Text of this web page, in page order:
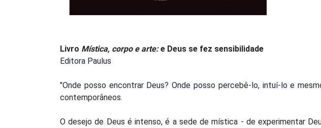
Livro Mística, corpo e arte:e Deus se fez sensibilidade
Editora Paulus
"Onde posso encontrar Deus? Onde posso percebê-lo, intuí-lo e
contemporâneos.
O desejo de Deus é intenso, é a sede de mística - de experimentar